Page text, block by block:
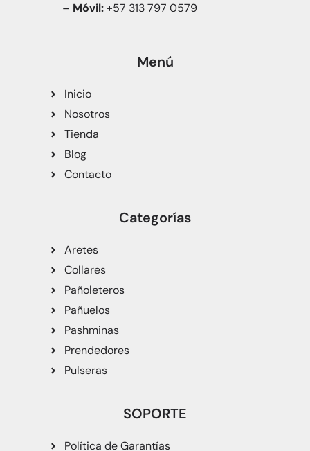
– Móvil:+57 313 797 0579
Menú
Inicio
Nosotros
Tienda
Blog
Contacto
Categorías
Aretes
Collares
Pañoleteros
Pañuelos
Pashminas
Prendedores
Pulseras
SOPORTE
Política de Garantías